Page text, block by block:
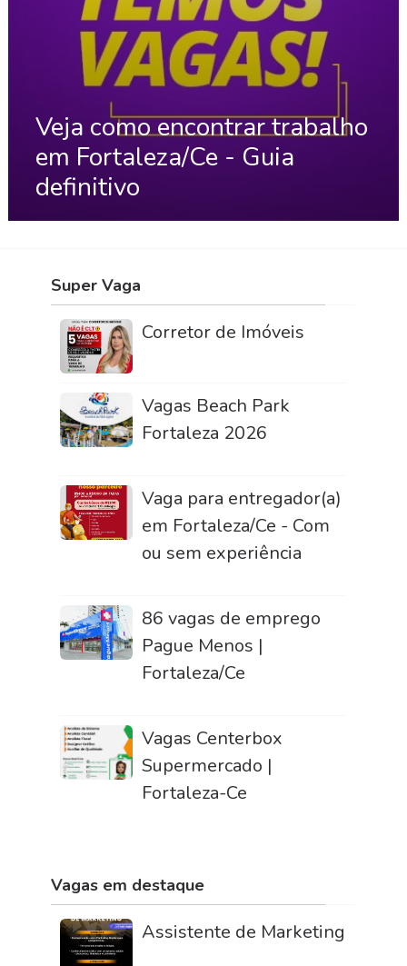
Veja como encontrar trabalho
em Fortaleza/Ce - Guia
definitivo
Super Vaga
Corretor de Imóveis
Vagas Beach Park
Fortaleza 2026
Vaga para entregador(a)
em Fortaleza/Ce - Com
ou sem experiência
86 vagas de emprego
Pague Menos |
Fortaleza/Ce
Vagas Centerbox
Supermercado |
Fortaleza-Ce
Vagas em destaque
Assistente de Marketing